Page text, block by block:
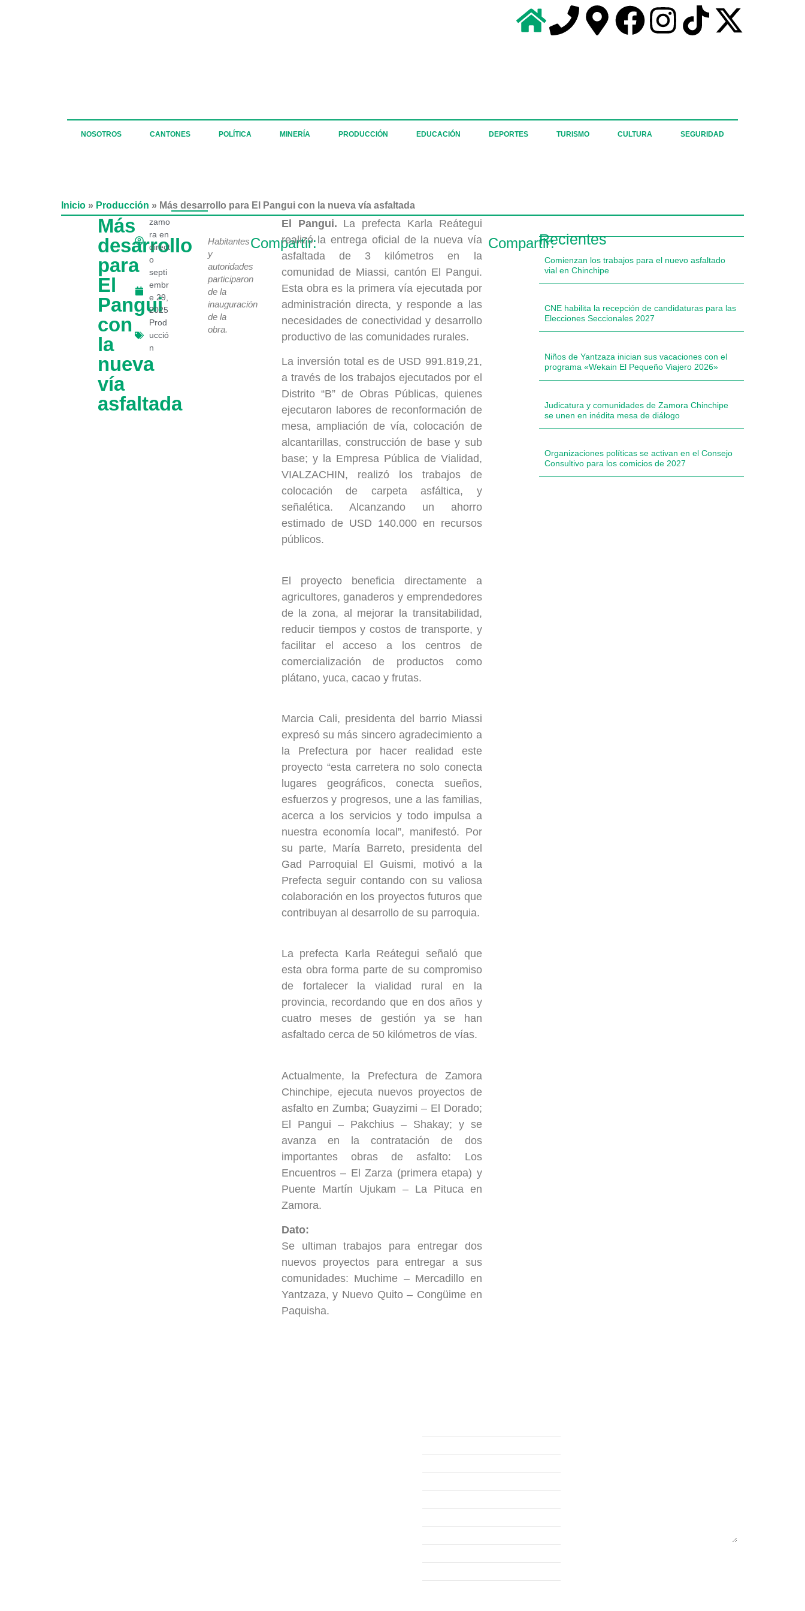
NOSOTROS CANTONES POLÍTICA MINERÍA PRODUCCIÓN EDUCACIÓN DEPORTES TURISMO CULTURA SEGURIDAD
Inicio » Producción » Más desarrollo para El Pangui con la nueva vía asfaltada
Más
desarrollo
para
El
Pangui
con
la
nueva
vía
asfaltada
zamo
ra en
direct
o
septi
embr
e 29,
2025
Prod
ucció
n
Habitantes
y
autoridades
participaron
de la
inauguración
de la
obra.
Compartir:
El Pangui. La prefecta Karla Reátegui
realizó la entrega oficial de la nueva vía
asfaltada de 3 kilómetros en la
comunidad de Miassi, cantón El Pangui.
Esta obra es la primera vía ejecutada por
administración directa, y responde a las
necesidades de conectividad y desarrollo
productivo de las comunidades rurales.
La inversión total es de USD 991.819,21,
a través de los trabajos ejecutados por el
Distrito “B” de Obras Públicas, quienes
ejecutaron labores de reconformación de
mesa, ampliación de vía, colocación de
alcantarillas, construcción de base y sub
base; y la Empresa Pública de Vialidad,
VIALZACHIN, realizó los trabajos de
colocación de carpeta asfáltica, y
señalética. Alcanzando un ahorro
estimado de USD 140.000 en recursos
públicos.
El proyecto beneficia directamente a
agricultores, ganaderos y emprendedores
de la zona, al mejorar la transitabilidad,
reducir tiempos y costos de transporte, y
facilitar el acceso a los centros de
comercialización de productos como
plátano, yuca, cacao y frutas.
Marcia Cali, presidenta del barrio Miassi
expresó su más sincero agradecimiento a
la Prefectura por hacer realidad este
proyecto “esta carretera no solo conecta
lugares geográficos, conecta sueños,
esfuerzos y progresos, une a las familias,
acerca a los servicios y todo impulsa a
nuestra economía local”, manifestó. Por
su parte, María Barreto, presidenta del
Gad Parroquial El Guismi, motivó a la
Prefecta seguir contando con su valiosa
colaboración en los proyectos futuros que
contribuyan al desarrollo de su parroquia.
La prefecta Karla Reátegui señaló que
esta obra forma parte de su compromiso
de fortalecer la vialidad rural en la
provincia, recordando que en dos años y
cuatro meses de gestión ya se han
asfaltado cerca de 50 kilómetros de vías.
Actualmente, la Prefectura de Zamora
Chinchipe, ejecuta nuevos proyectos de
asfalto en Zumba; Guayzimi – El Dorado;
El Pangui – Pakchius – Shakay; y se
avanza en la contratación de dos
importantes obras de asfalto: Los
Encuentros – El Zarza (primera etapa) y
Puente Martín Ujukam – La Pituca en
Zamora.
Dato:
Se ultiman trabajos para entregar dos
nuevos proyectos para entregar a sus
comunidades: Muchime – Mercadillo en
Yantzaza, y Nuevo Quito – Congüime en
Paquisha.
Compartir:Recientes
Comienzan los trabajos para el nuevo asfaltado
vial en Chinchipe
CNE habilita la recepción de candidaturas para las
Elecciones Seccionales 2027
Niños de Yantzaza inician sus vacaciones con el
programa «Wekain El Pequeño Viajero 2026»
Judicatura y comunidades de Zamora Chinchipe
se unen en inédita mesa de diálogo
Organizaciones políticas se activan en el Consejo
Consultivo para los comicios de 2027
Webmail
Zamora
Yantzaza
Centinela del Cóndor
El Pangui
Palanda
Nangaritza
Paquisha
Chinchipe